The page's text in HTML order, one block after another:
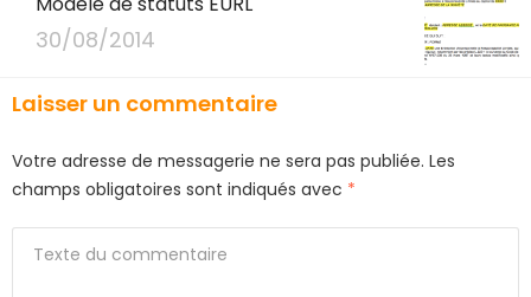
30/08/2014
Laisser un commentaire
Votre adresse de messagerie ne sera pas publiée. Les
champs obligatoires sont indiqués avec *